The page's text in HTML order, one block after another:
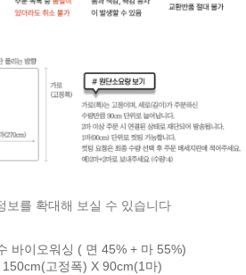
보를 확대해 보실 수 있습니다
바이오워싱 ( 면 45% + 마 55%)
고정폭) X 90cm(1마)